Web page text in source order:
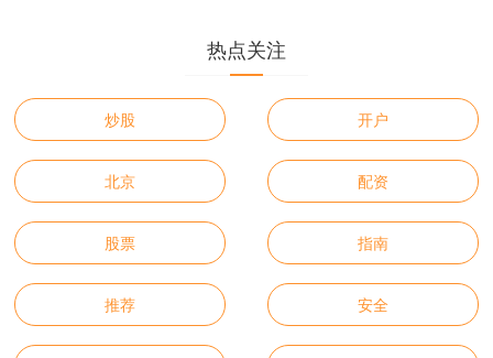
热点关注
炒股 开户
北京 配资
股票 指南
推荐 安全